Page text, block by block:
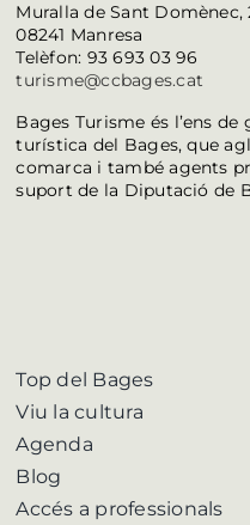
Muralla de Sant Domènec,
08241 Manresa
Telèfon: 93 693 03 96
turisme@ccbages.cat
Bages Turisme és l’ens
turística del Bages, que
comarca i també agents
suport de la Diputació de
Top del Bages
Viu la cultura
Agenda
Blog
Accés a professionals